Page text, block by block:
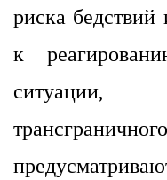
риска бедствий
к
ситуации,